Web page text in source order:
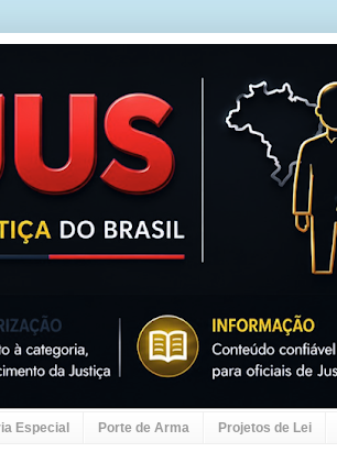
Especial Porte de Arma Projetos de Lei